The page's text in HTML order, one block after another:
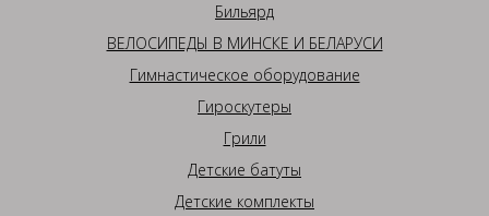
Бильярд
ВЕЛОСИПЕДЫ В МИНСКЕ И БЕЛАРУСИ
Гимнастическое оборудование
Гироскутеры
Грили
Детские батуты
Детские комплекты